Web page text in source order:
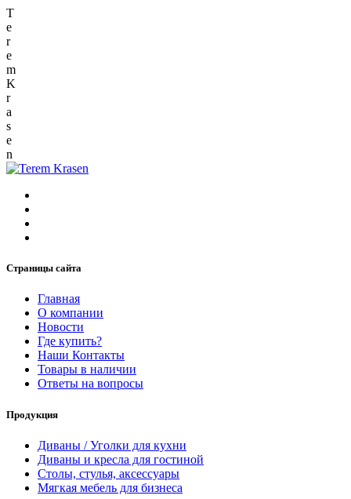
T
e
r
e
m
K
r
a
s
e
n
Страницы сайта
Главная
О компании
Новости
Где купить?
Наши Контакты
Товары в наличии
Ответы на вопросы
Продукция
Диваны / Уголки для кухни
Диваны и кресла для гостиной
Столы, стулья, аксессуары
Мягкая мебель для бизнеса